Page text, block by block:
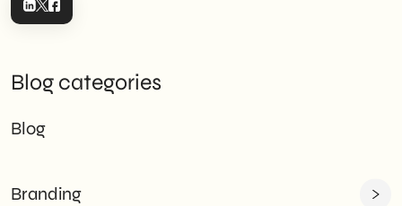
Blog categories
Blog
Branding